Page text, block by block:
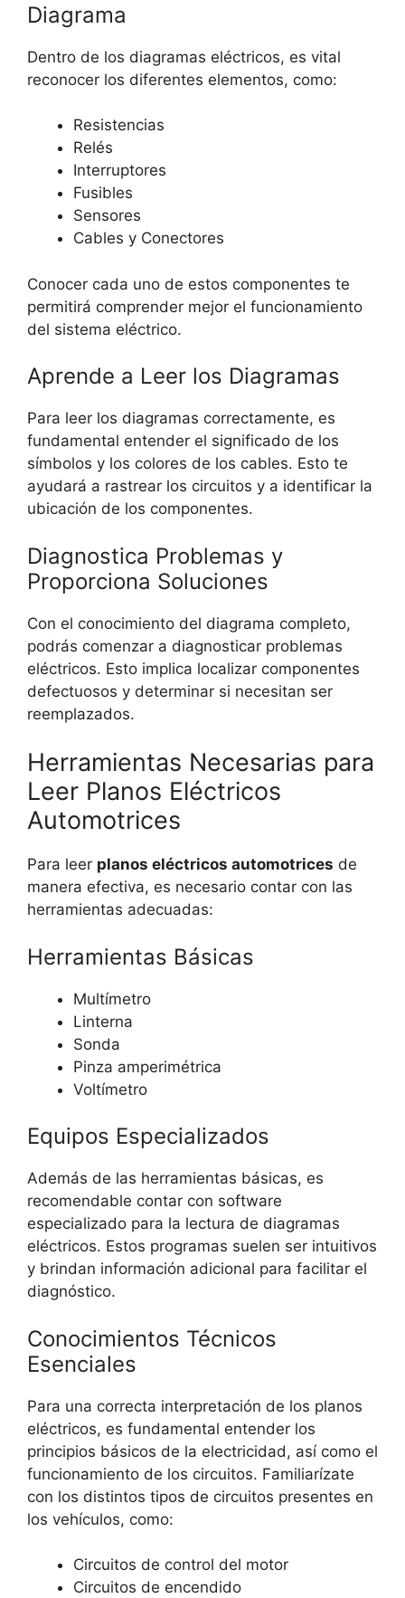
Diagrama
Dentro de los diagramas eléctricos, es vital
reconocer los diferentes elementos, como:
Resistencias
Relés
Interruptores
Fusibles
Sensores
Cables y Conectores
Conocer cada uno de estos componentes te
permitirá comprender mejor el funcionamiento
del sistema eléctrico.
Aprende a Leer los Diagramas
Para leer los diagramas correctamente, es
fundamental entender el significado de los
símbolos y los colores de los cables. Esto te
ayudará a rastrear los circuitos y a identificar la
ubicación de los componentes.
Diagnostica Problemas y
Proporciona Soluciones
Con el conocimiento del diagrama completo,
podrás comenzar a diagnosticar problemas
eléctricos. Esto implica localizar componentes
defectuosos y determinar si necesitan ser
reemplazados.
Herramientas Necesarias para
Leer Planos Eléctricos
Automotrices
Para leer planos eléctricos automotrices de
manera efectiva, es necesario contar con las
herramientas adecuadas:
Herramientas Básicas
Multímetro
Linterna
Sonda
Pinza amperimétrica
Voltímetro
Equipos Especializados
Además de las herramientas básicas, es
recomendable contar con software
especializado para la lectura de diagramas
eléctricos. Estos programas suelen ser intuitivos
y brindan información adicional para facilitar el
diagnóstico.
Conocimientos Técnicos
Esenciales
Para una correcta interpretación de los planos
eléctricos, es fundamental entender los
principios básicos de la electricidad, así como el
funcionamiento de los circuitos. Familiarízate
con los distintos tipos de circuitos presentes en
los vehículos, como:
Circuitos de control del motor
Circuitos de encendido